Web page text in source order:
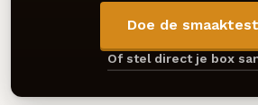
Doe de
Of stel direct je box